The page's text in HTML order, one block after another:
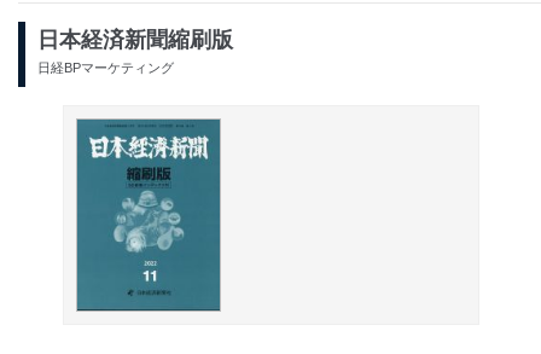
日本経済新聞縮刷版
日経BPマーケティング